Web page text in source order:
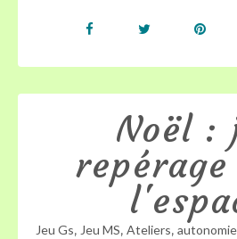
Noël :
Jeu Gs, Jeu MS, Ateliers, autonomie